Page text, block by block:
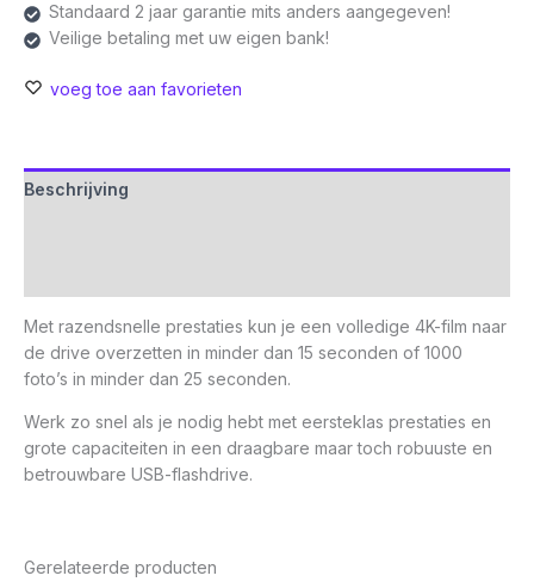
Standaard 2 jaar garantie mits anders aangegeven!
Veilige betaling met uw eigen bank!
voeg toe aan favorieten
Beschrijving
Met razendsnelle prestaties kun je een volledige 4K-film naar
de drive overzetten in minder dan 15 seconden of 1000
foto’s in minder dan 25 seconden.
Werk zo snel als je nodig hebt met eersteklas prestaties en
grote capaciteiten in een draagbare maar toch robuuste en
betrouwbare USB-flashdrive.
Gerelateerde producten